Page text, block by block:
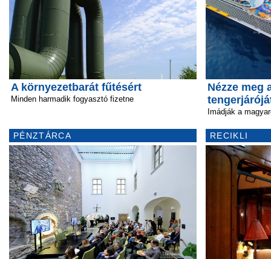
A környezetbarát fűtésért
Minden harmadik fogyasztó fizetne
PÉNZTÁRCA
Nézze meg
Imádják a
RECIKLI